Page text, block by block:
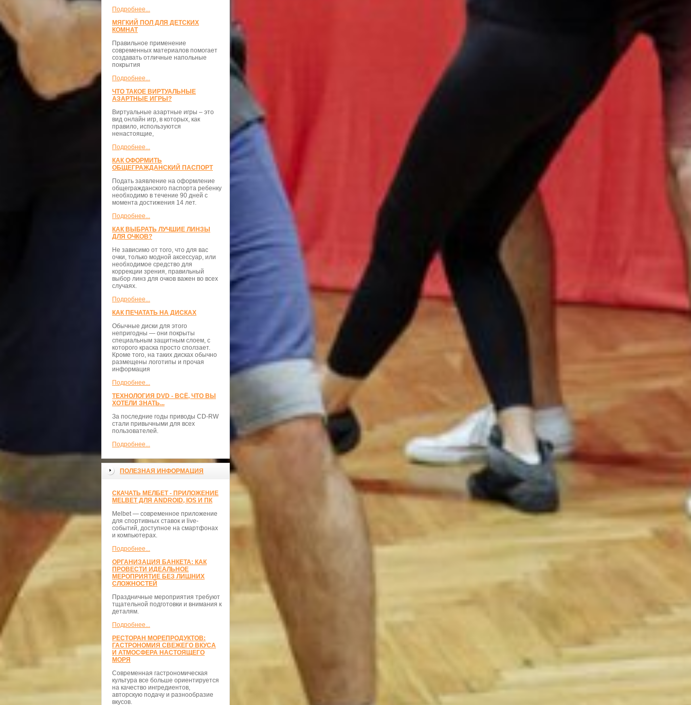
Подробнее...
МЯГКИЙ ПОЛ ДЛЯ ДЕТСКИХ
КОМНАТ
Правильное применение
современных материалов помогает
создавать отличные напольные
покрытия
Подробнее...
ЧТО ТАКОЕ ВИРТУАЛЬНЫЕ
АЗАРТНЫЕ ИГРЫ?
Виртуальные азартные игры – это
вид онлайн игр, в которых, как
правило, используются
ненастоящие,
Подробнее...
КАК ОФОРМИТЬ
ОБЩЕГРАЖДАНСКИЙ ПАСПОРТ
Подать заявление на оформление
общегражданского паспорта ребенку
необходимо в течение 90 дней с
момента достижения 14 лет.
Подробнее...
КАК ВЫБРАТЬ ЛУЧШИЕ ЛИНЗЫ
ДЛЯ ОЧКОВ?
Не зависимо от того, что для вас
очки, только модной аксессуар, или
необходимое средство для
коррекции зрения, правильный
выбор линз для очков важен во всех
случаях.
Подробнее...
КАК ПЕЧАТАТЬ НА ДИСКАХ
Обычные диски для этого
непригодны — они покрыты
специальным защитным слоем, с
которого краска просто сползает.
Кроме того, на таких дисках обычно
размещены логотипы и прочая
информация
Подробнее...
ТЕХНОЛОГИЯ DVD - ВСЁ, ЧТО ВЫ
ХОТЕЛИ ЗНАТЬ...
За последние годы приводы CD-RW
стали привычными для всех
пользователей.
Подробнее...
ПОЛЕЗНАЯ ИНФОРМАЦИЯ
СКАЧАТЬ МЕЛБЕТ - ПРИЛОЖЕНИЕ
MELBET ДЛЯ ANDROID, IOS И ПК
Melbet — современное приложение
для спортивных ставок и live-
событий, доступное на смартфонах
и компьютерах.
Подробнее...
ОРГАНИЗАЦИЯ БАНКЕТА: КАК
ПРОВЕСТИ ИДЕАЛЬНОЕ
МЕРОПРИЯТИЕ БЕЗ ЛИШНИХ
СЛОЖНОСТЕЙ
Праздничные мероприятия требуют
тщательной подготовки и внимания к
деталям.
Подробнее...
РЕСТОРАН МОРЕПРОДУКТОВ:
ГАСТРОНОМИЯ СВЕЖЕГО ВКУСА
И АТМОСФЕРА НАСТОЯЩЕГО
МОРЯ
Современная гастрономическая
культура все больше ориентируется
на качество ингредиентов,
авторскую подачу и разнообразие
вкусов.